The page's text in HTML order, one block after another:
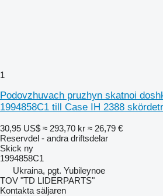
1
Podovzhuvach pruzhyn skatnoi
1994858C1 till Case IH 2388
30,95 US$ ≈ 293,70 kr ≈ 26,79 €
Reservdel - andra driftsdelar
Skick ny
1994858C1
Ukraina, pgt. Yubileynoe
TOV "TD LIDERPARTS"
Kontakta säljaren